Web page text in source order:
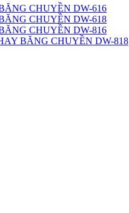
CHUYỀN DW-616
CHUYỀN DW-618
CHUYỀN DW-816
BĂNG CHUYỀN DW-818